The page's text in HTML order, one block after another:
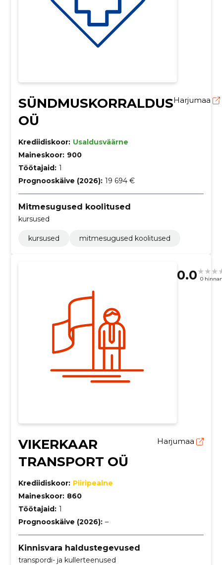
SÜNDMUSKORRALDUS
OÜ
Harjumaa
Krediidiskoor: Usaldusväärne
Maineskoor: 900
Töötajaid: 1
Prognooskäive (2026): 19 694 €
Mitmesugused koolitused
kursused
kursused mitmesugused koolitused
0.0 0
VIKERKAAR
TRANSPORT OÜ
Harjumaa
Krediidiskoor: Piiripealne
Maineskoor: 860
Töötajaid: 1
Prognooskäive (2026): –
Kinnisvara haldustegevused
transpordi- ja kullerteenused